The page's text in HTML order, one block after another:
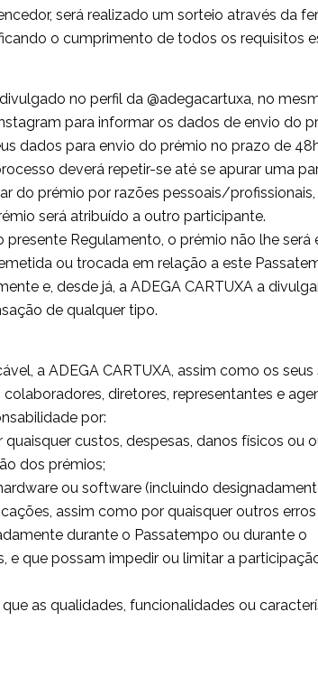
será realizado um sorteio através da
o cumprimento de todos os requisitos
no perfil da @adegacartuxa, no
para informar os dados de envio do
dados para envio do prémio no prazo de
deverá repetir-se até se apurar uma
do prémio por razões pessoais/
será atribuído a outro participante.
presente Regulamento, o prémio não lhe
ou trocada em relação a este
e, desde já, a ADEGA CARTUXA a
de qualquer tipo.
a ADEGA CARTUXA, assim como os
diretores, representantes e
por:
quaisquer custos, despesas, danos físicos
dos prémios;
ou software (incluindo
assim como por quaisquer outros
durante o Passatempo ou durante o
e que possam impedir ou limitar a
que as qualidades, funcionalidades ou